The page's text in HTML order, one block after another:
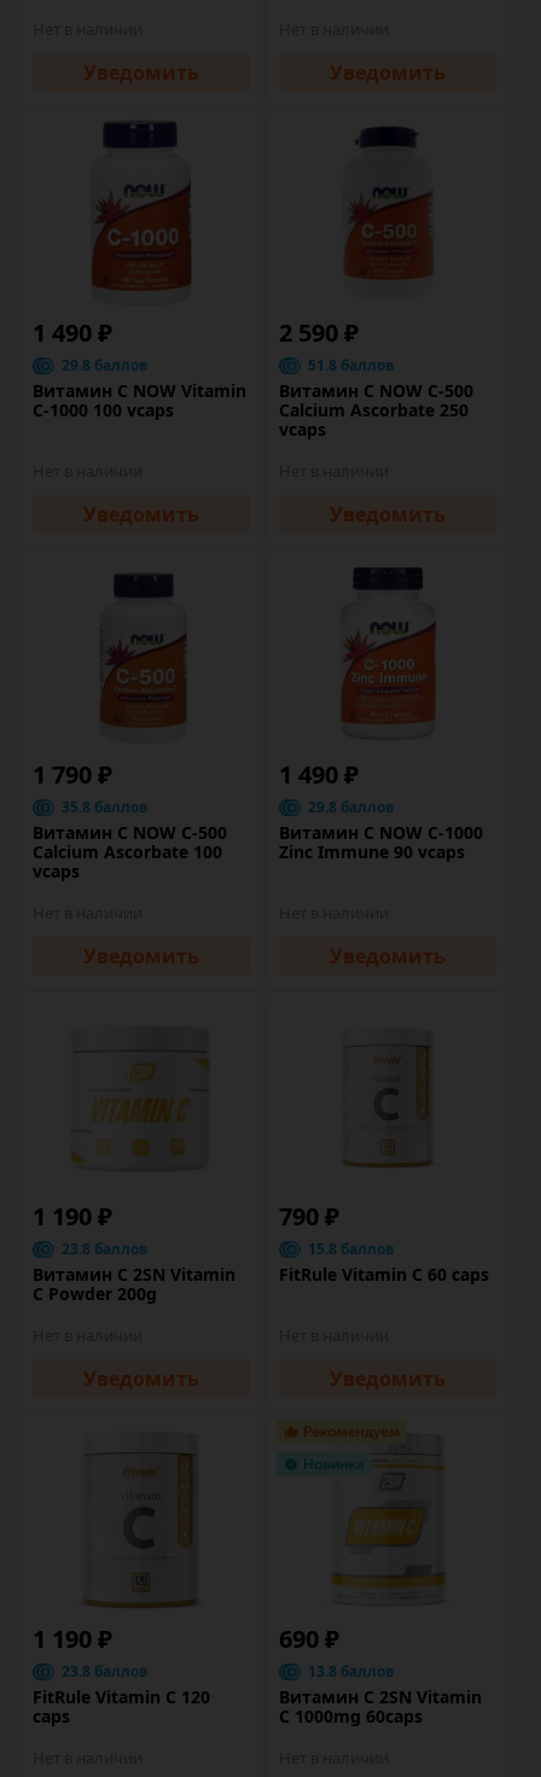
Уведомить Уведомить
1 490 ₽
29.8 баллов
Витамин C NOW Vitamin
C-1000 100 vcaps
Уведомить
2 590 ₽
51.8 баллов
Витамин C NOW C-500
Calcium Ascorbate 250
vcaps
Уведомить
1 790 ₽
35.8 баллов
Витамин C NOW C-500
Calcium Ascorbate 100
vcaps
Уведомить
1 490 ₽
29.8 баллов
Витамин C NOW C-1000
Zinc Immune 90 vcaps
Уведомить
1 190 ₽
23.8 баллов
Витамин C 2SN Vitamin
C Powder 200g
Уведомить
790 ₽
15.8 баллов
FitRule Vitamin C 60 caps
Уведомить
1 190 ₽
23.8 баллов
FitRule Vitamin C 120
caps
690 ₽
13.8 баллов
Витамин C 2SN Vitamin
C 1000mg 60caps